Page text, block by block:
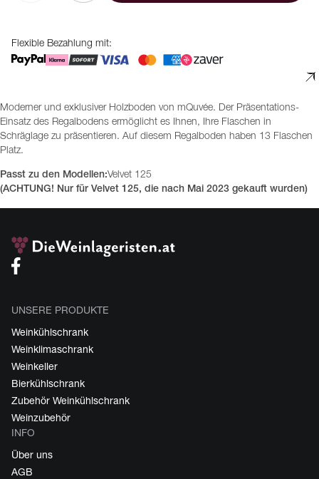
Flexible Bezahlung mit:
Moderner und exklusiver Holzboden von mQuvée. Der Präsentations-
Einsatz des Regalbodens ermöglicht es Ihnen, Ihre Flaschen in
Schräglage zu präsentieren. Auf diesem Regalboden haben 13 Flaschen
Platz.
Passt zu den Modellen:Velvet 125
(ACHTUNG! Nur für Velvet 125, die nach Mai 2023 gekauft wurden)
UNSERE PRODUKTE
Weinkühlschrank
Weinklimaschrank
Weinkeller
Bierkühlschrank
Zubehör Weinkühlschrank
Weinzubehör
INFO
Über uns
AGB